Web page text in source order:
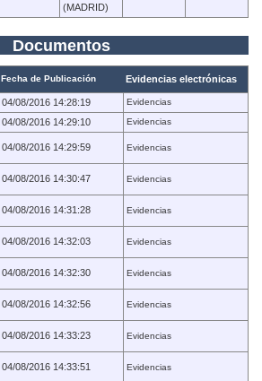
(MADRID)
Documentos
Fecha de Publicación Evidencias electrónicas
04/08/2016 14:28:19
Evidencias
04/08/2016 14:29:10
Evidencias
04/08/2016 14:29:59 Evidencias
04/08/2016 14:30:47 Evidencias
04/08/2016 14:31:28 Evidencias
04/08/2016 14:32:03 Evidencias
04/08/2016 14:32:30 Evidencias
04/08/2016 14:32:56 Evidencias
04/08/2016 14:33:23 Evidencias
04/08/2016 14:33:51 Evidencias